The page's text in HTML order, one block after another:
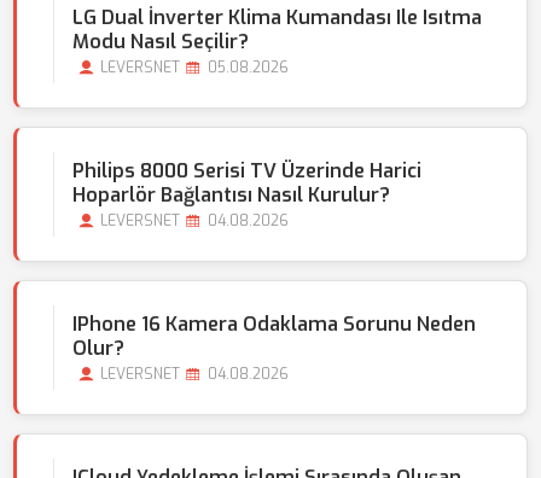
LG Dual İnverter Klima Kumandası Ile Isıtma
Modu Nasıl Seçilir?
LEVERSNET 05.08.2026
Philips 8000 Serisi TV Üzerinde Harici
Hoparlör Bağlantısı Nasıl Kurulur?
LEVERSNET 04.08.2026
IPhone 16 Kamera Odaklama Sorunu Neden
Olur?
LEVERSNET 04.08.2026